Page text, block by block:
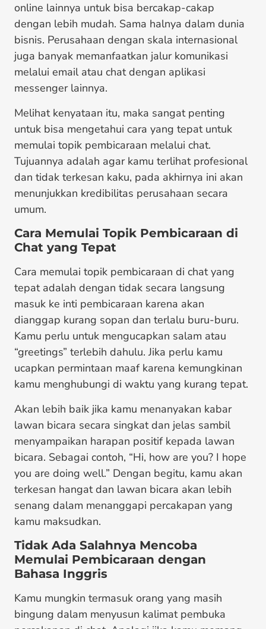
online lainnya untuk bisa bercakap-cakap
dengan lebih mudah. Sama halnya dalam dunia
bisnis. Perusahaan dengan skala internasional
juga banyak memanfaatkan jalur komunikasi
melalui email atau chat dengan aplikasi
messenger lainnya.
Melihat kenyataan itu, maka sangat penting
untuk bisa mengetahui cara yang tepat untuk
memulai topik pembicaraan melalui chat.
Tujuannya adalah agar kamu terlihat profesional
dan tidak terkesan kaku, pada akhirnya ini akan
menunjukkan kredibilitas perusahaan secara
umum.
Cara Memulai Topik Pembicaraan di
Chat yang Tepat
Cara memulai topik pembicaraan di chatyang
tepat adalah dengan tidak secara langsung
masuk ke inti pembicaraan karena akan
dianggap kurang sopan dan terlalu buru-buru.
Kamu perlu untuk mengucapkan salam atau
“greetings” terlebih dahulu. Jika perlu kamu
ucapkan permintaan maaf karena kemungkinan
kamu menghubungi di waktu yang kurang tepat.
Akan lebih baik jika kamu menanyakan kabar
lawan bicara secara singkat dan jelas sambil
menyampaikan harapan positif kepada lawan
bicara. Sebagai contoh, “Hi, how are you? I hope
you are doing well.” Dengan begitu, kamu akan
terkesan hangat dan lawan bicara akan lebih
senang dalam menanggapi percakapan yang
kamu maksudkan.
Tidak Ada Salahnya Mencoba
Memulai Pembicaraan dengan
Bahasa Inggris
Kamu mungkin termasuk orang yang masih
bingung dalam menyusun kalimat pembuka